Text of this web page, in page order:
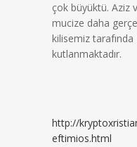
çok büyüktü. Aziz
mucize daha
kilisemiz tarafında
kutlanmaktadır.
http://
eftimios.html